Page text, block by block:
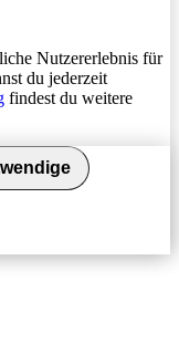
Nutzererlebnis für
du jederzeit
findest du weitere